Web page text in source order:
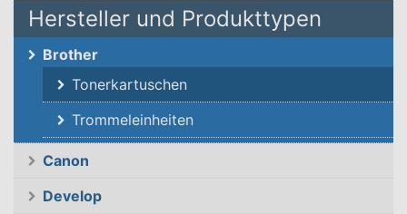
Hersteller und Produkttypen
Brother
Tonerkartuschen
Trommeleinheiten
Canon
Develop